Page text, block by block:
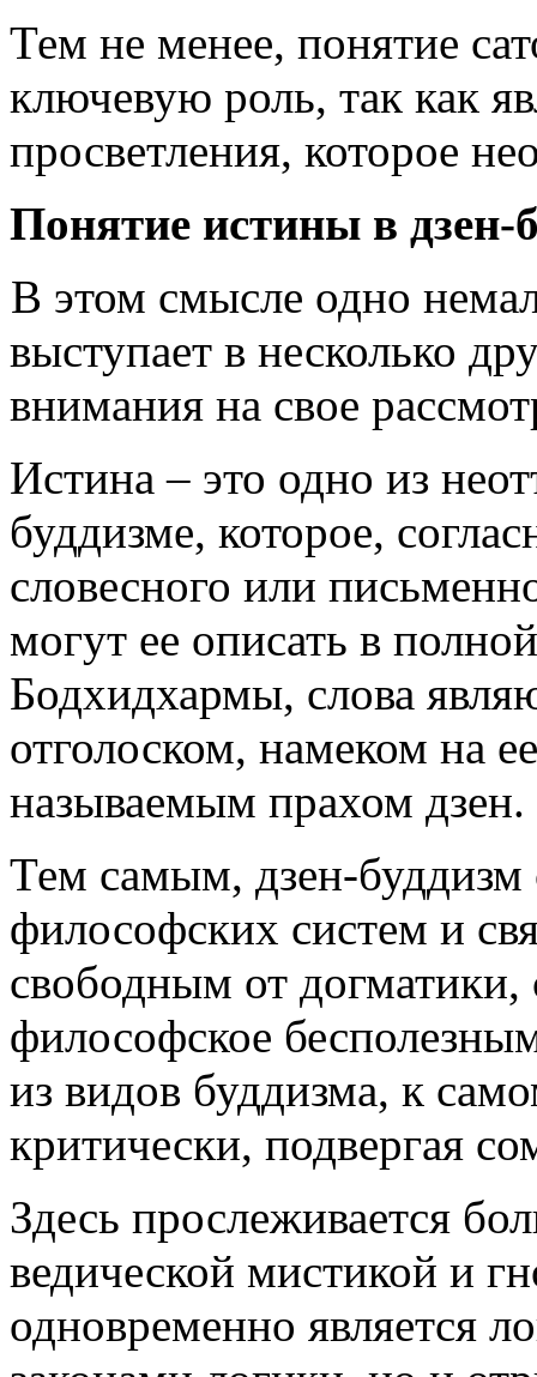
Тем не менее, понятие
ключевую роль, так как
просветления, которое
Понятие истины в дзен-
В этом смысле одно
выступает в несколько
внимания на свое
Истина – это одно из
буддизме, которое,
словесного или
могут ее описать в
Бодхидхармы, слова
отголоском, намеком на
называемым прахом дзен.
Тем самым, дзен-буддизм
философских систем и
свободным от догматики,
философское
из видов буддизма, к
критически, подвергая
Здесь прослеживается
ведической мистикой и
одновременно является